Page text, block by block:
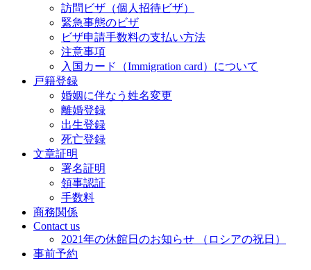
訪問ビザ（個人招待ビザ）
緊急事態のビザ
ビザ申請手数料の支払い方法
注意事項
入国カード（Immigration card）について
戸籍登録
婚姻に伴なう姓名変更
離婚登録
出生登録
死亡登録
文章証明
署名証明
領事認証
手数料
商務関係
Contact us
2021年の休館日のお知らせ （ロシアの祝日）
事前予約